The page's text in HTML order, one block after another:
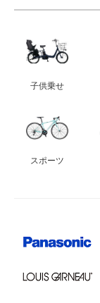
子供乗せ
スポーツ